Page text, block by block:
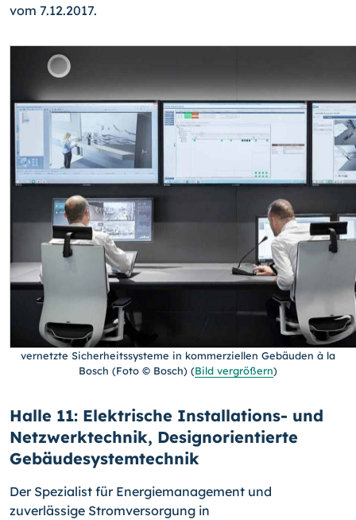
vom 7.12.2017.
vernetzte Sicherheitssysteme in kommerziellen Gebäuden à la
Bosch (Foto © Bosch) (Bild vergrößern)
Halle 11: Elektrische Installations- und
Netzwerktechnik, Designorientierte
Gebäudesystemtechnik
Der Spezialist für Energiemanagement und
zuverlässige Stromversorgung in